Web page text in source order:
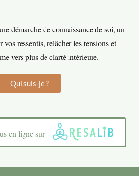
démarche de connaissance de soi, un
vos ressentis, relâcher les tensions et
vers plus de clarté intérieure.
Qui suis-je ?
en ligne sur